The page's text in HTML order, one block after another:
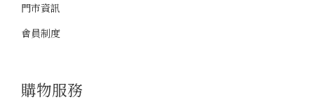
門市資訊
會員制度
購物服務